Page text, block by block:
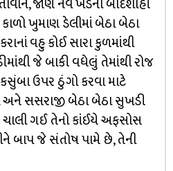
જાણે નવ ખંડની બાદશાહી
ખુમાણ ડેલીમાં બેઠા બેઠા
વહુ કોઈ સારા કુળમાંથી
જે બાકી વધેલું તેમાંથી રોજ
ઉપર ઠુંગો કરવા માટે
અને સસરાજી બેઠા બેઠા સુખડી
ચાલી ગઈ તેનો કાંઈયે અફસોસ
બાપ જે સંતોષ પામે છે, તેની